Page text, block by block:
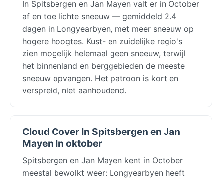
In Spitsbergen en Jan Mayen valt er in October
af en toe lichte sneeuw — gemiddeld 2.4
dagen in Longyearbyen, met meer sneeuw op
hogere hoogtes. Kust- en zuidelijke regio's
zien mogelijk helemaal geen sneeuw, terwijl
het binnenland en berggebieden de meeste
sneeuw opvangen. Het patroon is kort en
verspreid, niet aanhoudend.
Cloud Cover In Spitsbergen en Jan
Mayen In oktober
Spitsbergen en Jan Mayen kent in October
meestal bewolkt weer: Longyearbyen heeft